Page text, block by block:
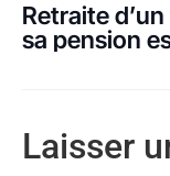
Retraite
sa pension
Laisser